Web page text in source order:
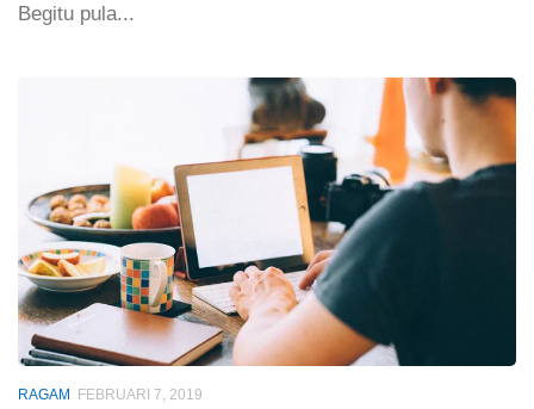
Begitu pula...
RAGAM FEBRUARI 7, 2019